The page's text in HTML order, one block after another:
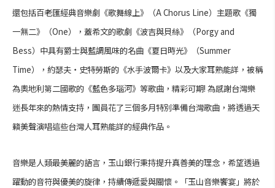
還包括百老匯經典音樂劇《歌舞線上》（A Chorus Line）主題歌《獨
一無二》（One），蓋希文的歌劇《波吉與貝絲》（Porgy and
Bess）中具有爵士與藍調風味的名曲《夏日時光》（Summer
Time），約瑟夫‧史特勞斯的《水手波爾卡》以及大家耳熟能詳，被稱
為奧地利第二國歌的《藍色多瑙河》等歌曲，精彩可期! 為感謝台灣樂
迷長年來的熱情支持，團員花了三個多月特別準備台灣歌曲，將透過天
籟美聲演唱這些台灣人耳熟能詳的經典作品。
音樂是人類最美麗的語言，玉山銀行秉持提升真善美的理念，希望透過
躍動的音符與優美的旋律，持續傳遞愛與關懷。「玉山音樂饗宴」將於